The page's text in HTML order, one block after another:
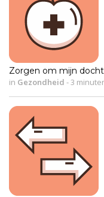
Zorgen om mijn
in Gezondheid - 3